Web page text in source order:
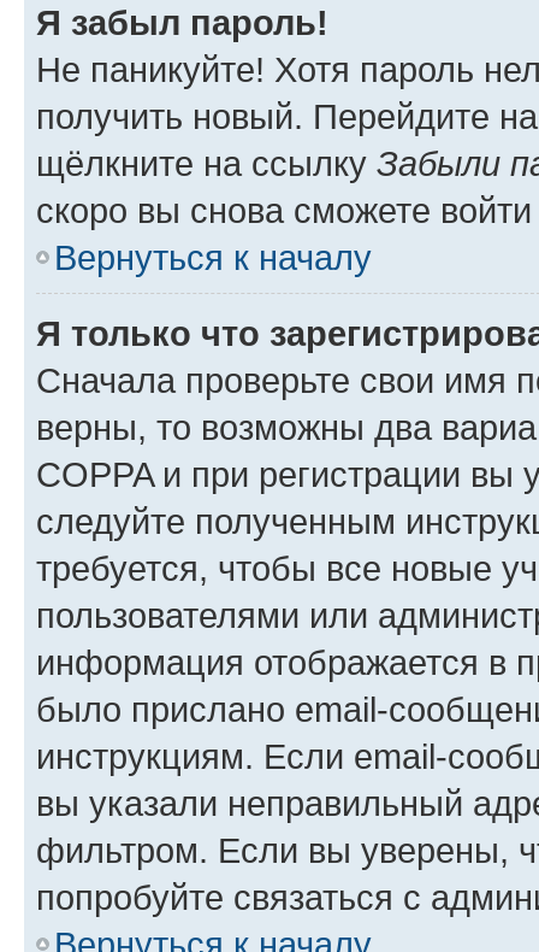
Я забыл пароль!
Не паникуйте! Хотя пароль
получить новый. Перейдите
щёлкните на ссылку Забыли
скоро вы снова сможете
Вернуться к началу
Я только что
Сначала проверьте свои имя
верны, то возможны два
COPPA и при регистрации вы
следуйте полученным
требуется, чтобы все новые
пользователями или
информация отображается в
было прислано email-
инструкциям. Если email-
вы указали неправильный
фильтром. Если вы уверены,
попробуйте связаться с
Вернуться к началу